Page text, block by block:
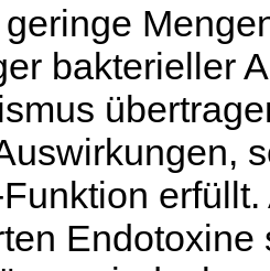
geringe
bakterieller